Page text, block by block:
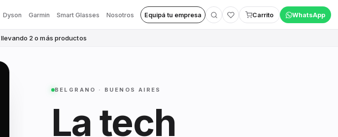
Dyson Garmin Smart Glasses Nosotros Equipá tu empresa Carrito WhatsApp
llevando 2 o más productos
BELGRANO · BUENOS AIRES
La tech